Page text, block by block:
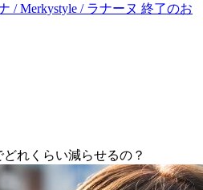
/ Merkystyle / ラナーヌ 終了のお
れくらい減らせるの？